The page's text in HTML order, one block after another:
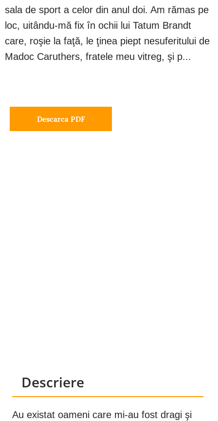
sala de sport a celor din anul doi. Am rămas pe
loc, uitându-mă fix în ochii lui Tatum Brandt
care, roşie la faţă, le ţinea piept nesuferitului de
Madoc Caruthers, fratele meu vitreg, şi p...
Descarca PDF
Descriere
Au existat oameni care mi-au fost dragi şi